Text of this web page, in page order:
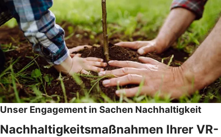
Unser Engagement in Sachen Nachhaltigkeit
Nachhaltigkeitsmaßnahmen Ihrer VR-